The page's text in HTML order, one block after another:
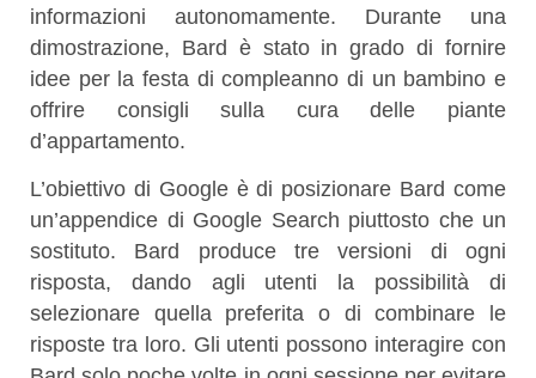
informazioni autonomamente. Durante una
dimostrazione, Bard è stato in grado di fornire
idee per la festa di compleanno di un bambino e
offrire consigli sulla cura delle piante
d’appartamento.
L’obiettivo di Google è di posizionare Bard come
un’appendice di Google Search piuttosto che un
sostituto. Bard produce tre versioni di ogni
risposta, dando agli utenti la possibilità di
selezionare quella preferita o di combinare le
risposte tra loro. Gli utenti possono interagire con